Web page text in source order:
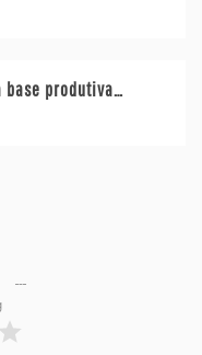
base produtiva…